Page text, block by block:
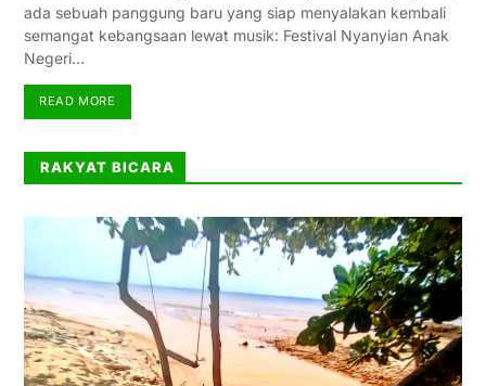
ada sebuah panggung baru yang siap menyalakan kembali
semangat kebangsaan lewat musik: Festival Nyanyian Anak
Negeri…
READ MORE
RAKYAT BICARA